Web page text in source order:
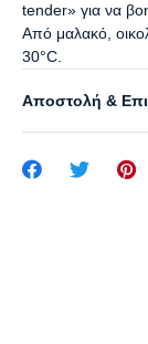
tender» για να
Από μαλακό,
30°C.
Αποστολή &